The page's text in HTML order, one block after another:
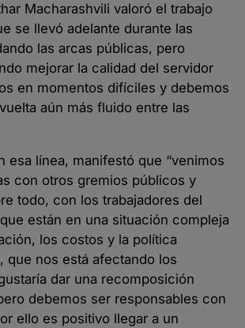
Macharashvili valoró el trabajo
se llevó adelante durante las
las arcas públicas, pero
mejorar la calidad del servidor
en momentos difíciles y debemos
aún más fluido entre las
esa línea, manifestó que “venimos
con otros gremios públicos y
todo, con los trabajadores del
están en una situación compleja
los costos y la política
que nos está afectando los
dar una recomposición
debemos ser responsables con
ello es positivo llegar a un